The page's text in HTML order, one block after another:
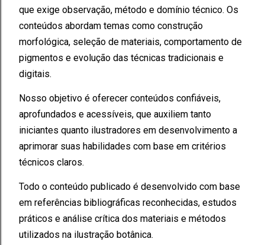
que exige observação, método e domínio técnico. Os
conteúdos abordam temas como construção
morfológica, seleção de materiais, comportamento de
pigmentos e evolução das técnicas tradicionais e
digitais.
Nosso objetivo é oferecer conteúdos confiáveis,
aprofundados e acessíveis, que auxiliem tanto
iniciantes quanto ilustradores em desenvolvimento a
aprimorar suas habilidades com base em critérios
técnicos claros.
Todo o conteúdo publicado é desenvolvido com base
em referências bibliográficas reconhecidas, estudos
práticos e análise crítica dos materiais e métodos
utilizados na ilustração botânica.